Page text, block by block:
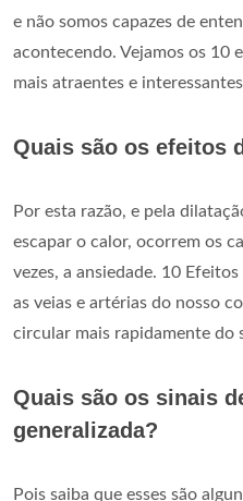
e não somos capazes de
acontecendo. Vejamos os 10
mais atraentes e
Quais são os efeitos
Por esta razão, e pela
escapar o calor, ocorrem os
vezes, a ansiedade. 10
as veias e artérias do nosso
circular mais rapidamente do
Quais são os sinais
generalizada?
Pois saiba que esses são